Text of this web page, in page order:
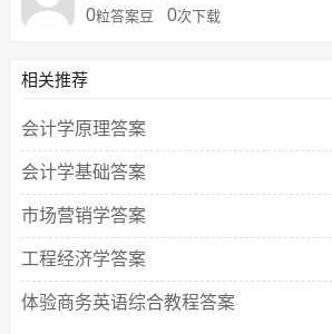
0粒答案豆 0次下载
相关推荐
会计学原理答案
会计学基础答案
市场营销学答案
工程经济学答案
体验商务英语综合教程答案